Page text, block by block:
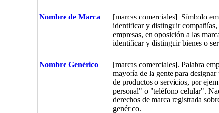
Nombre de Marca
[marcas comerciales]. Símbolo
identificar y distinguir compañías,
empresas, en oposición a las
identificar y distinguir bienes o
Nombre Genérico
[marcas comerciales]. Palabra
mayoría de la gente para
de productos o servicios, por
personal" o "teléfono celular".
derechos de marca registrada
genérico.